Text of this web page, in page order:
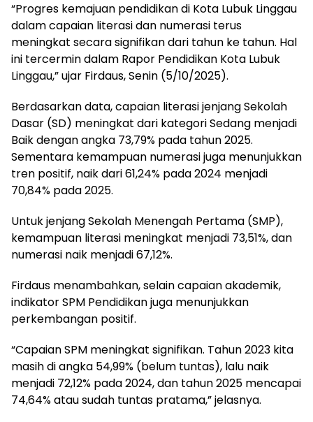
“Progres kemajuan pendidikan di Kota Lubuk Linggau
dalam capaian literasi dan numerasi terus
meningkat secara signifikan dari tahun ke tahun. Hal
ini tercermin dalam Rapor Pendidikan Kota Lubuk
Linggau,” ujar Firdaus, Senin (5/10/2025).
Berdasarkan data, capaian literasi jenjang Sekolah
Dasar (SD) meningkat dari kategori Sedang menjadi
Baik dengan angka 73,79% pada tahun 2025.
Sementara kemampuan numerasi juga menunjukkan
tren positif, naik dari 61,24% pada 2024 menjadi
70,84% pada 2025.
Untuk jenjang Sekolah Menengah Pertama (SMP),
kemampuan literasi meningkat menjadi 73,51%, dan
numerasi naik menjadi 67,12%.
Firdaus menambahkan, selain capaian akademik,
indikator SPM Pendidikan juga menunjukkan
perkembangan positif.
“Capaian SPM meningkat signifikan. Tahun 2023 kita
masih di angka 54,99% (belum tuntas), lalu naik
menjadi 72,12% pada 2024, dan tahun 2025 mencapai
74,64% atau sudah tuntas pratama,” jelasnya.